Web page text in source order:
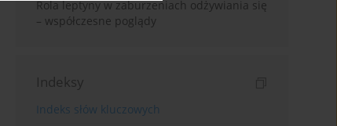
Rola leptyny w zaburzeniach odżywiania się
– współczesne poglądy
Indeksy
Indeks słów kluczowych